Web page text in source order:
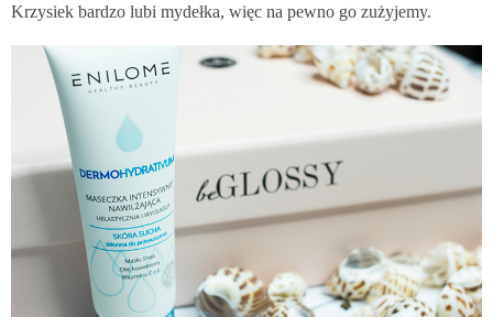
Krzysiek bardzo lubi mydełka, więc na pewno go zużyjemy.